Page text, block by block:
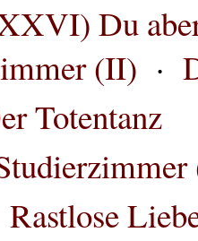
Du
(II) ·
Totentanz
Rastlose